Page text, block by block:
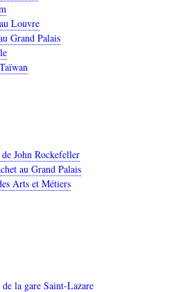
Louvre
Grand Palais
John Rockefeller
au Grand Palais
Arts et Métiers
la gare Saint-Lazare